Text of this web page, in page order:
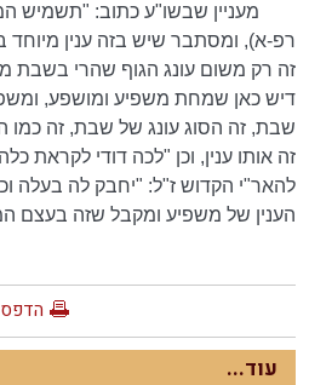
מעניין שבשו"ע כתוב: "תשמיש
רפ-א), ומסתבר שיש בזה ענין מיוחד
זה רק משום עונג הגוף שהרי בשבת
דיש כאן שמחת משפיע ומושפע,
שבת, זה הסוג עונג של שבת, זה כמו
זה אותו ענין, וכן "לכה דודי לקראת
להאר"י הקדוש ז"ל: "יחבק לה בעלה
הענין של משפיע ומקבל שזה בעצם
הדפס
עוד...